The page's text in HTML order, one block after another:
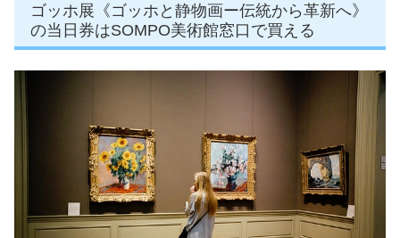
ゴッホ展《ゴッホと静物画ー伝統から革新へ》
の当日券はSOMPO美術館窓口で買える